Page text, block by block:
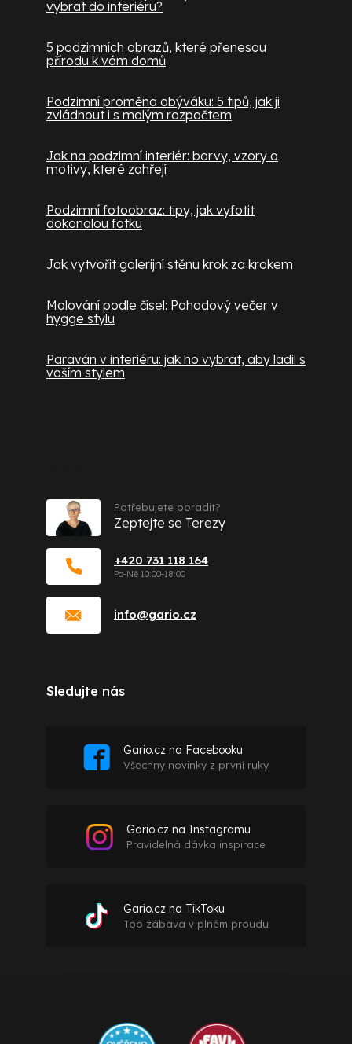
vybrat do interiéru?
5 podzimních obrazů, které přenesou
přírodu k vám domů
Podzimní proměna obýváku: 5 tipů, jak ji
zvládnout i s malým rozpočtem
Jak na podzimní interiér: barvy, vzory a
motivy, které zahřejí
Podzimní fotoobraz: tipy, jak vyfotit
dokonalou fotku
Jak vytvořit galerijní stěnu krok za krokem
Malování podle čísel: Pohodový večer v
hygge stylu
Paraván v interiéru: jak ho vybrat, aby ladil s
vaším stylem
info@gario.cz
+420 731 118 164
Potřebujete poradit?
Zeptejte se Terezy
Sledujte nás
Gario.cz na Facebooku
Všechny novinky z první ruky
Gario.cz na Instagramu
Pravidelná dávka inspirace
Gario.cz na TikToku
Top zábava v plném proudu